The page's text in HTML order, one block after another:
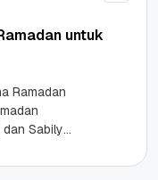
untuk
Ramadan
dan Sabily